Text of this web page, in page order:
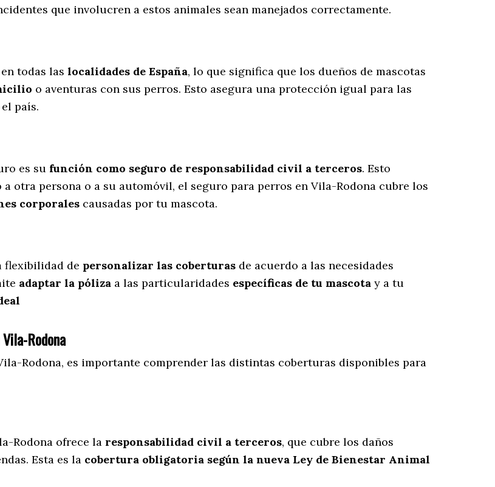
que involucren a estos animales sean manejados correctamente.
todas las localidades de España, lo que significa que los dueños de mascotas
o aventuras con sus perros. Esto asegura una protección igual para las
país.
es su función como seguro de responsabilidad civil a terceros. Esto
otra persona o a su automóvil, el seguro para perros en Vila-Rodona cubre los
corporales causadas por tu mascota.
flexibilidad de personalizar las coberturas de acuerdo a las necesidades
adaptar la póliza a las particularidades específicas de tu mascota y a tu
Vila-Rodona
Rodona, es importante comprender las distintas coberturas disponibles para
Rodona ofrece la responsabilidad civil a terceros, que cubre los daños
Esta es la cobertura obligatoria según la nueva Ley de Bienestar Animal